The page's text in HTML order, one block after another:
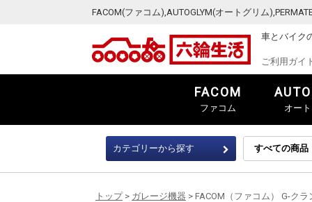
FACOM(ファコム),AUTOGLYM(オートグリム
車とバイク
ご利用ガイ
FACOM
ファコム オー
カテゴリーから探す
トップ> ガレージ機器 > FACOM（ファコム） G-ク